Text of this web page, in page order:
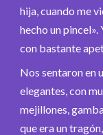
hija, cuando me
hecho un
con bastante
Nos sentaron en
elegantes, con
mejillones,
que era un